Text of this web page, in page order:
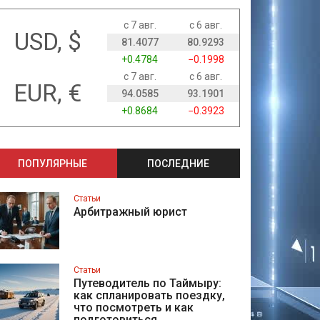
USD, $
с 7 авг.
с 6 авг.
81.4077
80.9293
+0.4784
−0.1998
EUR, €
с 7 авг.
с 6 авг.
94.0585
93.1901
+0.8684
−0.3923
ПОПУЛЯРНЫЕ ПОСЛЕДНИЕ
Статьи
Арбитражный юрист
Статьи
Путеводитель по Таймыру:
как спланировать поездку,
что посмотреть и как